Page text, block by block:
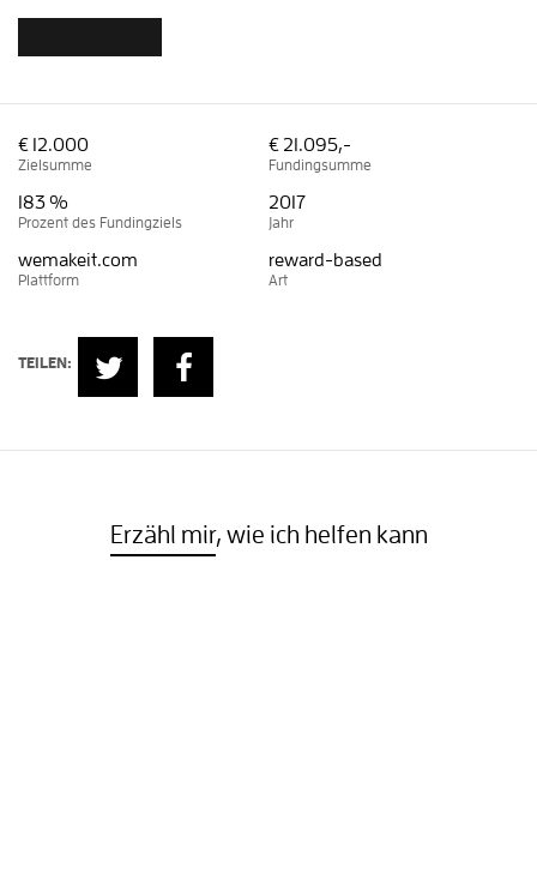
€ 12.000
Zielsumme
€ 21.095,-
Fundingsumme
183 %
Prozent des Fundingziels
2017
Jahr
wemakeit.com
Plattform
reward-based
Art
TEILEN:
Erzähl mir, wie ich helfen kann